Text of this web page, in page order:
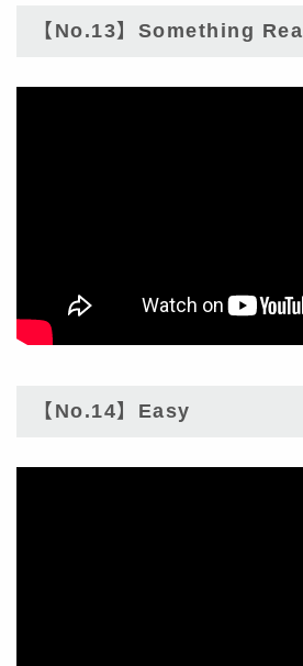
【No.13】Something Real
【No.14】Easy